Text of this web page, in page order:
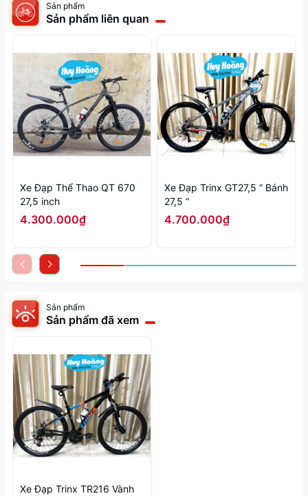
Sản phẩm
Sản phẩm liên quan
Xe Đạp Thể Thao QT 670
27,5 inch
4.300.000₫
Xe Đạp Trinx GT27,5 “ Bánh
27,5 “
4.700.000₫
Sản phẩm
Sản phẩm đã xem
Xe Đạp Trinx TR216 Vành